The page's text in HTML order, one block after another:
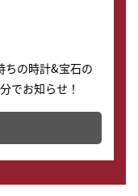
ちの時計&宝石の
でお知らせ！
とが出来ます。